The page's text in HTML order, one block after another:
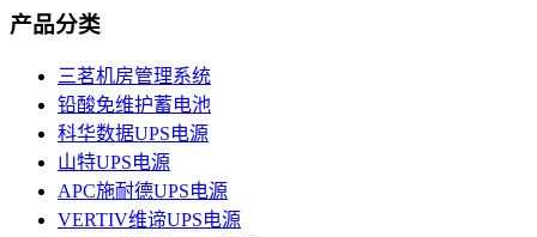
产品分类
三茗机房管理系统
铅酸免维护蓄电池
科华数据UPS电源
山特UPS电源
APC施耐德UPS电源
VERTIV维谛UPS电源